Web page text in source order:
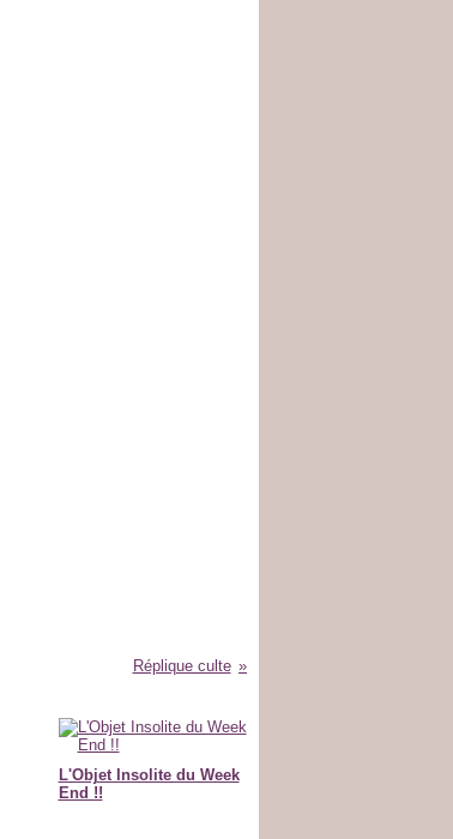
Réplique culte
L'Objet Insolite du Week
End !!